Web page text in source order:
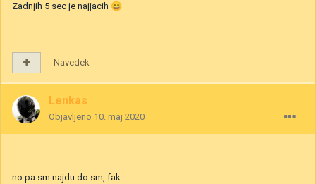
Zadnjih 5 sec je najjacih 😄
Navedek
Lenkas
Objavljeno 10. maj 2020
no pa sm najdu do sm, fak